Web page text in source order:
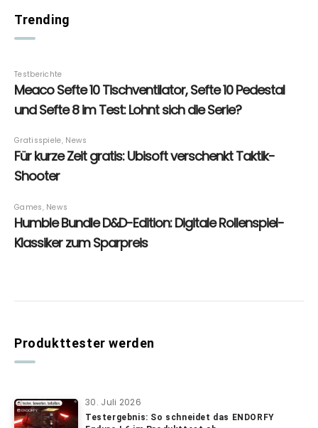
Trending
Produkttester werden
30. Juli 2026
Testergebnis: So schneidet das ENDORFY